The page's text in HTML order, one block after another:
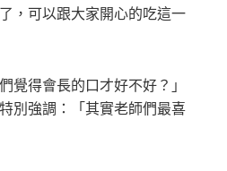
，可以跟大家開心的吃這一
覺得會長的口才好不好？」
別強調：「其實老師們最喜